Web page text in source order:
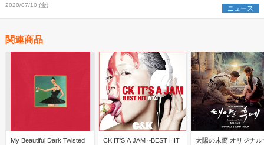
2020/07/10 (金) ニュース
関連商品
My Beautiful Dark Twisted
CK IT'S A JAM ~BEST HIT
太陽の末裔 オリジナル